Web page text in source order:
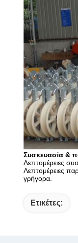
Συσκευασία &
Λεπτομέρειες
Λεπτομέρειες
γρήγορα.
Ετικέτες: